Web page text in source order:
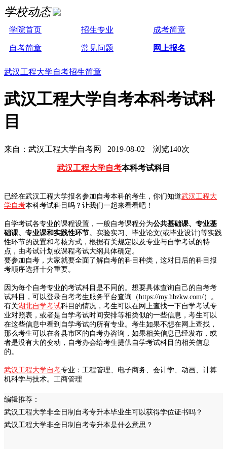
学校动态
学院首页 招生专业 成考简章
自考简章 常见问题 网上报名
武汉工程大学自考招生简章
武汉工程大学自考本科考试科
目
来自：武汉工程大学自考网 2019-08-02 浏览140次
武汉工程大学自考本科考试科目
已经在武汉工程大学报名参加自考本科的考生，你们知道武汉工程大
学自考本科考试科目吗？让我们一起来看看吧！
自学考试各专业的课程设置，一般自考课程分为公共基础课、专业基
础课、专业课和实践性环节。实验实习、毕业论文(或毕业设计)等实践
性环节的设置和考核方式，根据有关规定以及专业与自学考试的特
点，由考试计划或课程考试大纲具体确定。
要参加自考，大家就要全面了解自考的科目种类，这对日后的科目报
考顺序选择十分重要。
因为每个自考专业的考试科目是不同的。想要具体查询自己的自考考
试科目，可以登录自考考生服务平台查询（https://my.hbzkw.com/）。
有关湖北自学考试科目的情况，考生可以在网上查找一下自学考试专
业对照表，或者是自学考试时间安排等相类似的一些信息，考生可以
在这些信息中看到自学考试的所有专业。考生如果不想在网上查找，
那么考生可以在各县市区的自考办咨询，如果相关信息已经发布，或
者是没有大的变动，自考办会给考生提供自学考试科目的相关信息
的。
武汉工程大学自考专业：工程管理、电子商务、会计学、动画、计算
机科学与技术。工商管理
编辑推荐：
武汉工程大学非全日制自考专升本毕业生可以获得学位证书吗？
武汉工程大学非全日制自考专升本是什么意思？